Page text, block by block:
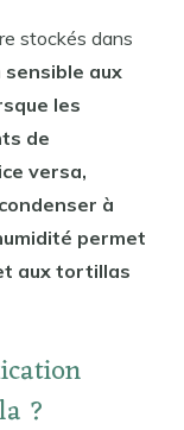
stockés dans
aux
les
de
versa,
à
permet
aux tortillas
?